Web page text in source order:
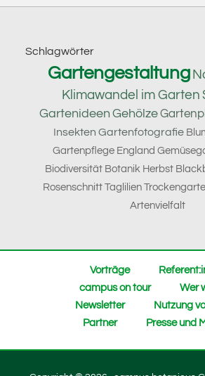
Footer
Schlagwörter
Gartengestaltung
Klimawandel im Garten
Gartenideen Gehölze
Insekten Gartenfotografie
Gartenpflege England
Biodiversität Botanik Herbst
Rosenschnitt Taglilien
Artenvielfalt
Vorträge
campus on tour
Wer
Newsletter
Nutzung
Partner
Presse und